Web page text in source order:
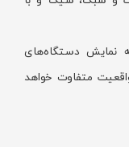
نمایش دستگاه‌های
در تصویر تا 20% با واقعیت متفاوت خواهد